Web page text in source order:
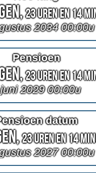
23 Uren en 14
2034 00:00u
Pensioen
23 Uren en 14
2029 00:00u
datum
23 Uren en 14
2027 00:00u